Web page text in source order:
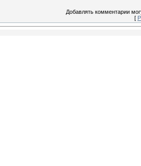
Добавлять комментарии
[